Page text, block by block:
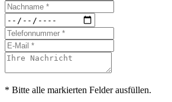
* Bitte alle markierten Felder ausfüllen.